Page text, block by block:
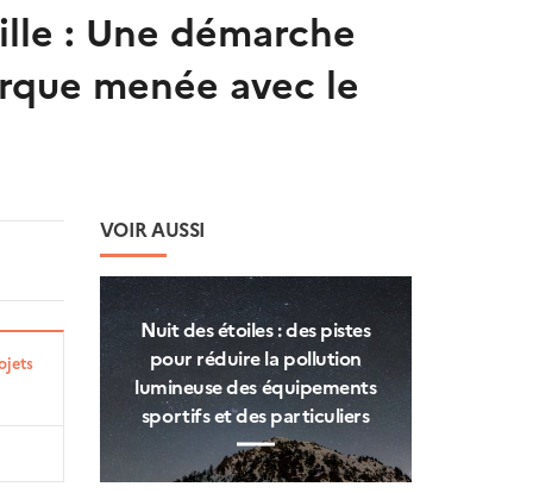
: Une démarche
menée avec le
VOIR AUSSI
Nuit des étoiles : des pistes
pour réduire la pollution
lumineuse des équipements
sportifs et des particuliers